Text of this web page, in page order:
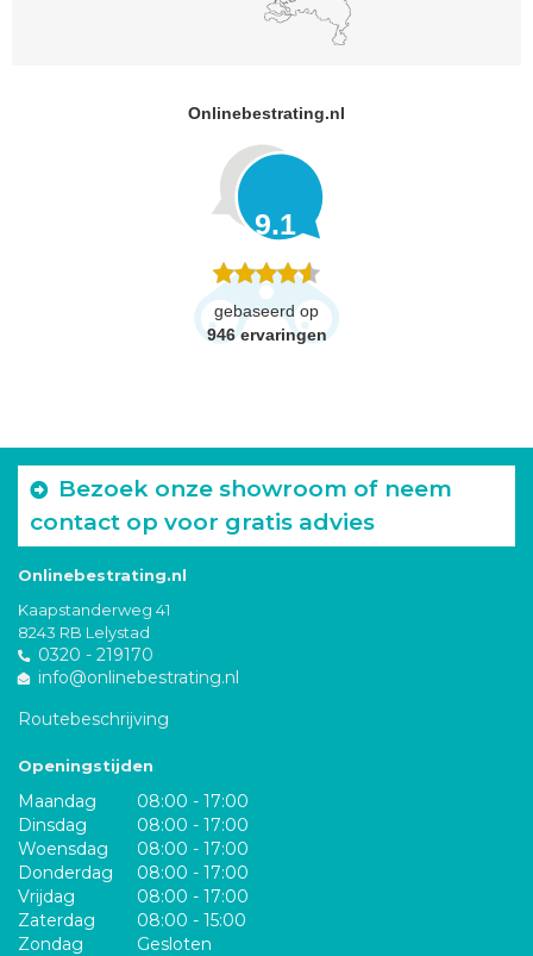
Onlinebestrating.nl
9.1
gebaseerd op
946 ervaringen
Bezoek onze showroom of neem
contact op voor gratis advies
Onlinebestrating.nl
Kaapstanderweg 41
8243 RB Lelystad
0320 - 219170
info@onlinebestrating.nl
Routebeschrijving
Openingstijden
Maandag
08:00 - 17:00
Dinsdag
08:00 - 17:00
Woensdag
08:00 - 17:00
Donderdag
08:00 - 17:00
Vrijdag
08:00 - 17:00
Zaterdag
08:00 - 15:00
Zondag
Gesloten